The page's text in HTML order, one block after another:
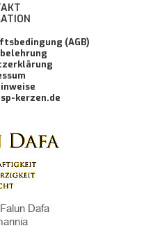
(AGB)
kerzen.de